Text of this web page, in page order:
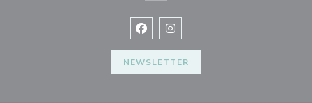
Facebook ((apre una nuova
Instagram ((apre una nuova
NEWSLETTER